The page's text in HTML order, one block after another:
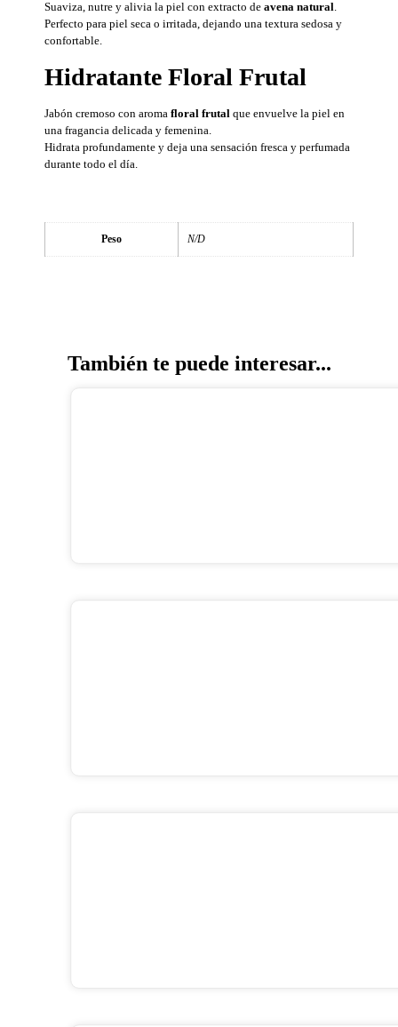
Suaviza, nutre y alivia la piel con extracto de avena natural.
Perfecto para piel seca o irritada, dejando una textura sedosa y
confortable.
Hidratante Floral Frutal
Jabón cremoso con aroma floral frutal que envuelve la piel en
una fragancia delicada y femenina.
Hidrata profundamente y deja una sensación fresca y perfumada
durante todo el día.
Peso N/D
También te puede interesar...